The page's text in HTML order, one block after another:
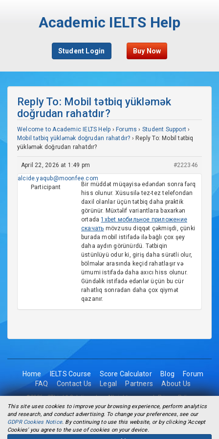
This site uses cookies to improve your browsing experience, perform analytics
and research, and conduct advertising. To change your preferences, see our
GDPR Cookies Notice. By continuing to use this website, or by clicking 'Accept
Cookies' you agree to the use of cookies on your device.
Academic IELTS Help
Student Login Buy Now
Reply To: Mobil tətbiq yükləmək
doğrudan rahatdır?
Welcome to Academic IELTS Help › Forums › Student Support ›
Mobil tətbiq yükləmək doğrudan rahatdır? › Reply To: Mobil tətbiq
yükləmək doğrudan rahatdır?
April 22, 2026 at 1:49 pm
#222346
alcide.yaqub@moonfee.com
Participant
Bir müddət müqayisə edəndən sonra fərq
hiss olunur. Xüsusilə tez-tez telefondan
daxil olanlar üçün tətbiq daha praktik
görünür. Müxtəlif variantlara baxarkən
ortada 1xbet мобильное приложение
скачать mövzusu diqqət çəkmişdi, çünki
burada mobil istifadə ilə bağlı çox şey
daha aydın görünürdü. Tətbiqin
üstünlüyü odur ki, giriş daha sürətli olur,
bölmələr arasında keçid rahatlaşır və
ümumi istifadə daha axıcı hiss olunur.
Gündəlik istifadə edənlər üçün bu cür
rahatlıq sonradan daha çox qiymət
qazanır.
Home IELTS Course Score Calculator Blog
Forum
FAQ
Contact Us Legal Partners About Us
©2026 - 2Think1 Solutions Inc. All rights reserved.Privacy Policy